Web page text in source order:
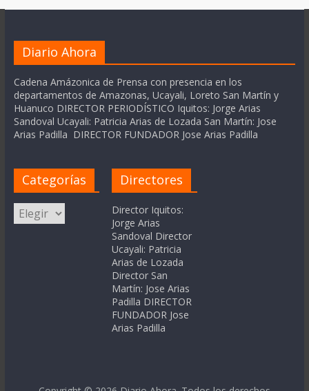
Diario Ahora
Cadena Amázonica de Prensa con presencia en los
departamentos de Amazonas, Ucayali, Loreto San Martín y
Huanuco DIRECTOR PERIODÍSTICO Iquitos: Jorge Arias
Sandoval Ucayali: Patricia Arias de Lozada San Martín: Jose
Arias Padilla DIRECTOR FUNDADOR Jose Arias Padilla
Categorías
Categorías
Directores
Director Iquitos:
Jorge Arias
Sandoval Director
Ucayali: Patricia
Arias de Lozada
Director San
Martín: Jose Arias
Padilla DIRECTOR
FUNDADOR Jose
Arias Padilla